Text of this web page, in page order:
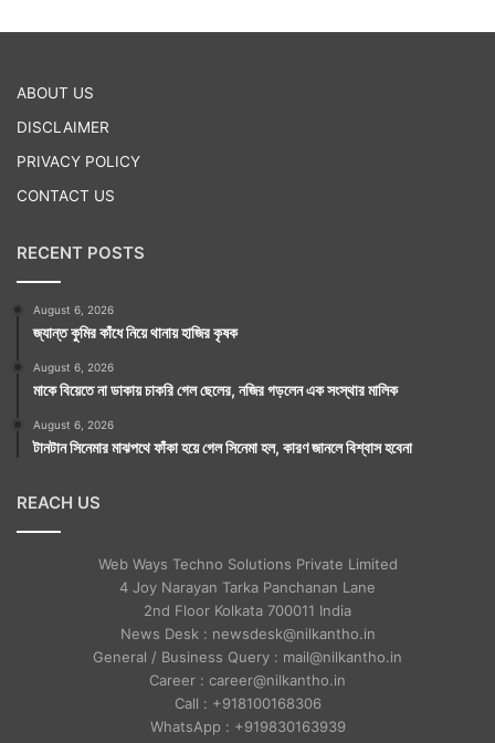
ABOUT US
DISCLAIMER
PRIVACY POLICY
CONTACT US
RECENT POSTS
August 6, 2026
জ্যান্ত কুমির কাঁধে নিয়ে থানায় হাজির কৃষক
August 6, 2026
মাকে বিয়েতে না ডাকায় চাকরি গেল ছেলের, নজির গড়লেন এক সংস্থার মালিক
August 6, 2026
টানটান সিনেমার মাঝপথে ফাঁকা হয়ে গেল সিনেমা হল, কারণ জানলে বিশ্বাস হবেনা
REACH US
Web Ways Techno Solutions Private Limited
4 Joy Narayan Tarka Panchanan Lane
2nd Floor Kolkata 700011 India
News Desk : newsdesk@nilkantho.in
General / Business Query : mail@nilkantho.in
Career : career@nilkantho.in
Call : +918100168306
WhatsApp : +919830163939